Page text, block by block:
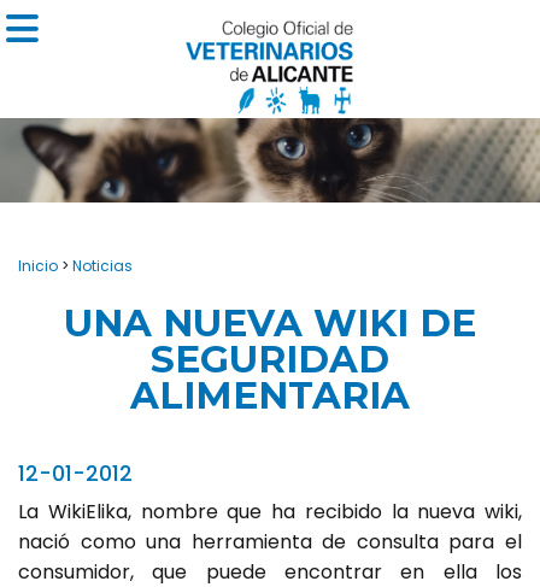
Inicio > Noticias
UNA NUEVA WIKI DE
SEGURIDAD
ALIMENTARIA
12-01-2012
La WikiElika, nombre que ha recibido la nueva wiki,
nació como una herramienta de consulta para el
consumidor, que puede encontrar en ella los